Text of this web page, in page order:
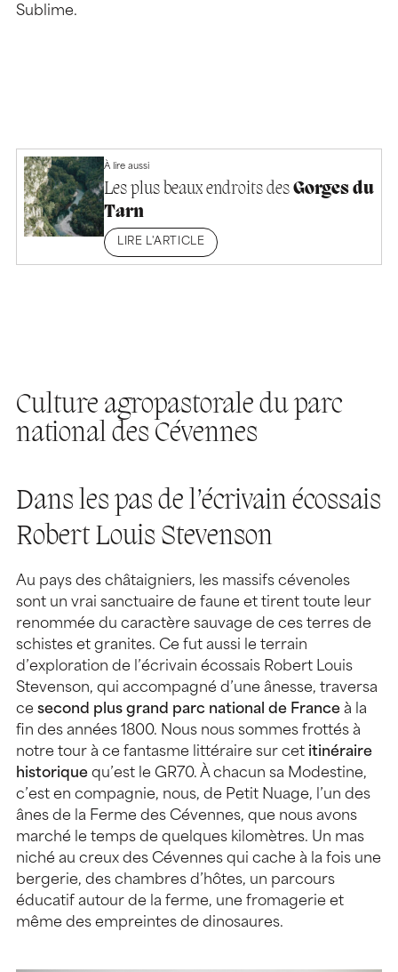
Sublime.
À lire aussi
Les plus beaux endroits desGorges du
Tarn
LIRE L'ARTICLE
Culture agropastorale du parc
national des Cévennes
Dans les pas de l’écrivain écossais
Robert Louis Stevenson
Au pays des châtaigniers, les massifs cévenoles
sont un vrai sanctuaire de faune et tirent toute leur
renommée du caractère sauvage de ces terres de
schistes et granites. Ce fut aussi le terrain
d’exploration de l’écrivain écossais Robert Louis
Stevenson, qui accompagné d’une ânesse, traversa
ce second plus grand parc national de France à la
fin des années 1800. Nous nous sommes frottés à
notre tour à ce fantasme littéraire sur cet itinéraire
historique qu’est le GR70. À chacun sa Modestine,
c’est en compagnie, nous, de Petit Nuage, l’un des
ânes de la Ferme des Cévennes, que nous avons
marché le temps de quelques kilomètres. Un mas
niché au creux des Cévennes qui cache à la fois une
bergerie, des chambres d’hôtes, un parcours
éducatif autour de la ferme, une fromagerie et
même des empreintes de dinosaures.